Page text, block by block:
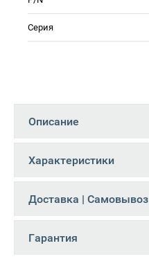
Серия
Описание
Характеристики
Доставка | Самовывоз
Гарантия